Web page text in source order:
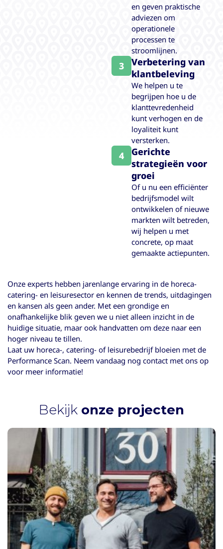
en geven praktische
adviezen om
operationele
processen te
stroomlijnen.
3
Verbetering van
klantbeleving
We helpen u te
begrijpen hoe u de
klanttevredenheid
kunt verhogen en de
loyaliteit kunt
versterken.
4
Gerichte
strategieën voor
groei
Of u nu een efficiënter
bedrijfsmodel wilt
ontwikkelen of nieuwe
markten wilt betreden,
wij helpen u met
concrete, op maat
gemaakte actiepunten.
Onze experts hebben jarenlange ervaring in de horeca-
catering- en leisuresector en kennen de trends, uitdagingen
en kansen als geen ander. Met een grondige en
onafhankelijke blik geven we u niet alleen inzicht in de
huidige situatie, maar ook handvatten om deze naar een
hoger niveau te tillen.
Laat uw horeca-, catering- of leisurebedrijf bloeien met de
Performance Scan. Neem vandaag nog contact met ons op
voor meer informatie!
Bekijk onze projecten